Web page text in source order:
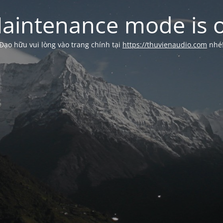
mode is
hữu vui lòng vào trang chính tại https://thuvienaudio.com